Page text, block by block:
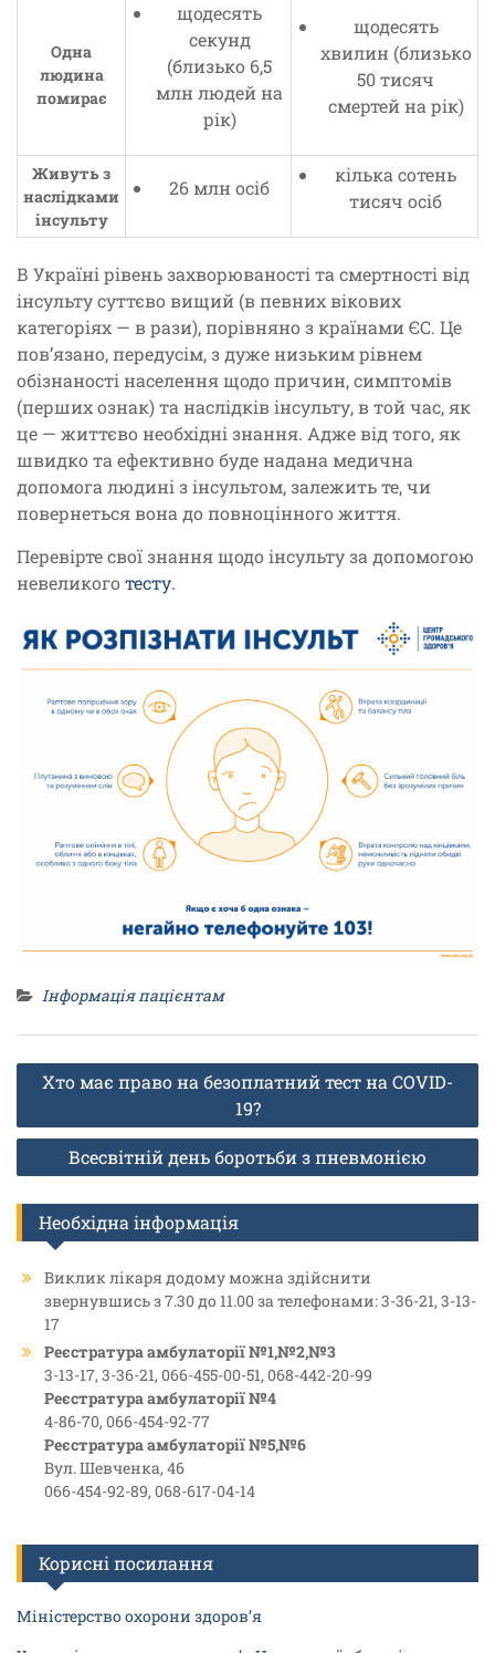
Одна
людина
помирає
щодесять
секунд
(близько 6,5
млн людей на
рік)
щодесять
хвилин (близько
50 тисяч
смертей на рік)
Живуть з
наслідками
інсульту
26 млн осіб
кілька сотень
тисяч осіб
В Україні рівень захворюваності та смертності від
інсульту суттєво вищий (в певних вікових
категоріях — в рази), порівняно з країнами ЄС. Це
пов’язано, передусім, з дуже низьким рівнем
обізнаності населення щодо причин, симптомів
(перших ознак) та наслідків інсульту, в той час, як
це — життєво необхідні знання. Адже від того, як
швидко та ефективно буде надана медична
допомога людині з інсультом, залежить те, чи
повернеться вона до повноцінного життя.
Перевірте свої знання щодо інсульту за допомогою
невеликого тесту.
Інформація пацієнтам
Навігація
Хто має право на безоплатний тест на COVID-
19?
Всесвітній день боротьби з пневмонією
Необхідна інформація
Виклик лікаря додому можна здійснити
звернувшись з 7.30 до 11.00 за телефонами: 3-36-21, 3-13-
17
Реєстратура амбулаторії №1,№2,№3
3-13-17, 3-36-21, 066-455-00-51, 068-442-20-99
Реєстратура амбулаторії №4
4-86-70, 066-454-92-77
Реєстратура амбулаторії №5,№6
Вул. Шевченка, 46
066-454-92-89, 068-617-04-14
Корисні посилання
Міністерство охорони здоров’я